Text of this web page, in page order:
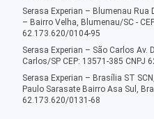
Serasa Experian – Blumenau Rua
– Bairro Velha, Blumenau/SC -
62.173.620/0104-95
Serasa Experian – São Carlos Av.
Carlos/SP CEP: 13571-385 CNPJ
Serasa Experian – Brasília ST
Paulo Sarasate Bairro Asa Sul,
62.173.620/0131-68